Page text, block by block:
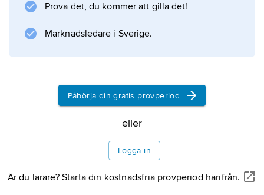
Kontoret ritade bostadshus i radikal
Änggården
Information om artikeln
Prova det, du kommer att gilla det!
Marknadsledare i Sverige.
Påbörja din gratis provperiod
eller
Logga in
Är du lärare? Starta din kostnadsfria provperiod härifrån.